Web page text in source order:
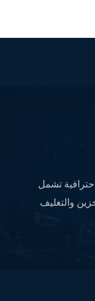
تشمل
والتغليف